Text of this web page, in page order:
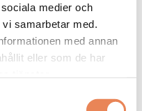
medier och
samarbetar med.
med annan
eller som de har
stängde i mitten
över.
öppen för att byta